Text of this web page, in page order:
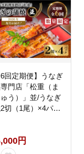
6回定期便】うなぎ
門店「松重（ま
う）」並/うなぎ
切（1尾）×4パッ
円